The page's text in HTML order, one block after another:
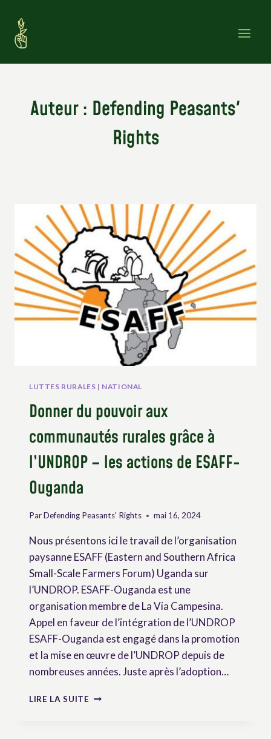
content
Auteur : Defending Peasants'
Rights
LUTTES RURALES | NATIONAL
Donner du pouvoir aux
communautés rurales grâce à
l’UNDROP – les actions de ESAFF-
Ouganda
ParDefending Peasants' Rights mai 16, 2024
Nous présentons ici le travail de l’organisation
paysanne ESAFF (Eastern and Southern Africa
Small-Scale Farmers Forum) Uganda sur
l’UNDROP. ESAFF-Ouganda est une
organisation membre de La Via Campesina.
Appel en faveur de l’intégration de l’UNDROP
ESAFF-Ouganda est engagé dans la promotion
et la mise en œuvre de l’UNDROP depuis de
nombreuses années. Juste après l’adoption…
LIRE LA SUITE DONNER